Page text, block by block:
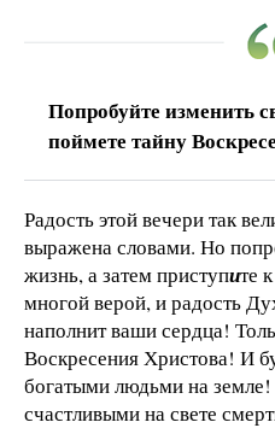
Попробуйте изменить
поймете тайну
Радость этой вечери так
выражена словами. Но
жизнь, а затем приступите
многой верой, и радость
наполнит ваши сердца!
Воскресения Христова! И
богатыми людьми на
счастливыми на свете